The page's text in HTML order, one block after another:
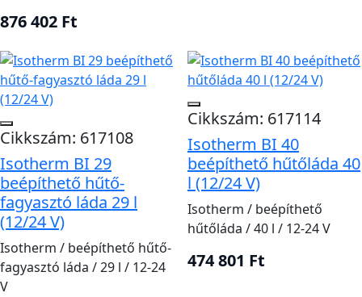
876 402 Ft
Cikkszám: 617108
Isotherm BI 29
beépíthető hűtő-
fagyasztó láda 29 l
(12/24 V)
Isotherm / beépíthető hűtő-
fagyasztó láda / 29 l / 12-24
V
Cikkszám: 617114
Isotherm BI 40
beépíthető hűtőláda 40
l (12/24 V)
Isotherm / beépíthető
hűtőláda / 40 l / 12-24 V
474 801 Ft